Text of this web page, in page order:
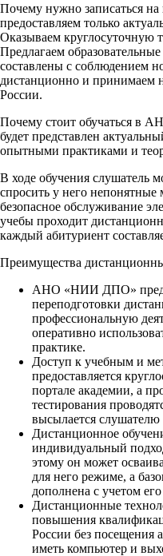
Почему нужно записаться
предоставляем только
Оказываем круглосуточную
Предлагаем
составлены с соблюдением
дистанционно и принимаем
России.
Почему стоит обучаться в
будет представлен
опытными практиками и
В ходе обучения слушатель
спросить у него
безопасное обслуживание
учебы проходит
каждый абитуриент
Преимущества
АНО «НИИ ДПО»
переподготовки
профессиональную
оперативно
практике.
Доступ к учебным и
предоставляется
портале академии, а
тестирования
высылается слушателю
Дистанционное
индивидуальный
этому он может
для него режиме, а
дополнена с учетом
Дистанционные
повышения
России без посещения
иметь компьютер и